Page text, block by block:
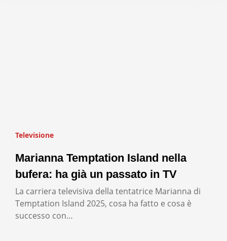
Televisione
Marianna Temptation Island nella
bufera: ha già un passato in TV
La carriera televisiva della tentatrice Marianna di
Temptation Island 2025, cosa ha fatto e cosa è
successo con…